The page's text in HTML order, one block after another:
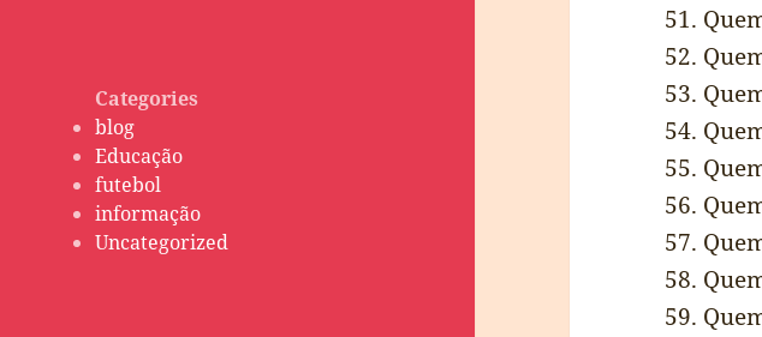
Categories
blog
Educação
futebol
informação
Uncategorized
51.
52.
53.
54.
55.
56.
57.
58.
59.